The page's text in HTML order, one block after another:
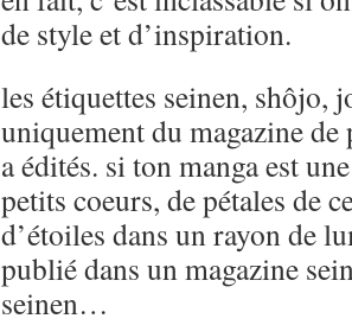
de style et d’inspiration.
les étiquettes seinen, shôjo,
uniquement du magazine
a édités. si ton manga est
petits coeurs, de pétales de
d’étoiles dans un rayon de
publié dans un magazine
seinen…